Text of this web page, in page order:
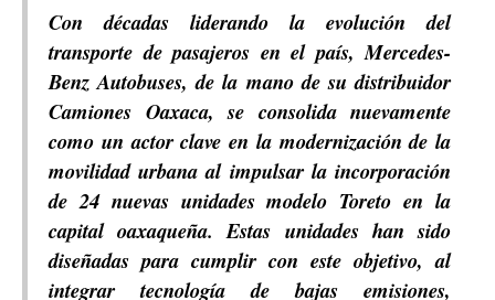
Con décadas liderando la evolución del
transporte de pasajeros en el país, Mercedes-
Benz Autobuses, de la mano de su distribuidor
Camiones Oaxaca, se consolida nuevamente
como un actor clave en la modernización de la
movilidad urbana al impulsar la incorporación
de 24 nuevas unidades modelo Toreto en la
capital oaxaqueña. Estas unidades han sido
diseñadas para cumplir con este objetivo, al
integrar tecnología de bajas emisiones,